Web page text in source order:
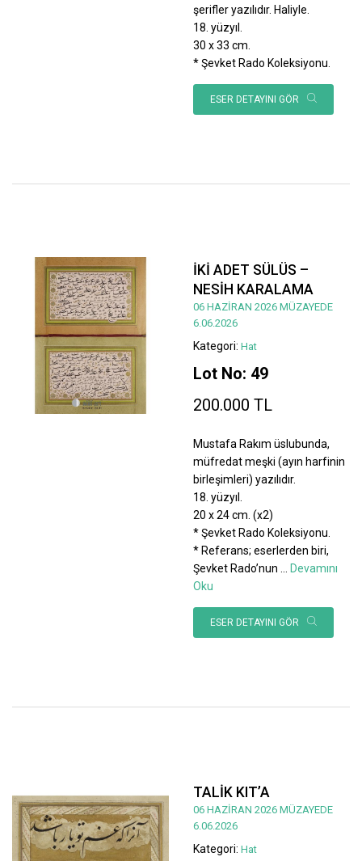
şerifler yazılıdır. Haliyle.
18. yüzyıl.
30 x 33 cm.
* Şevket Rado Koleksiyonu.
ESER DETAYINI GÖR
İKİ ADET SÜLÜS –
NESİH KARALAMA
06 HAZİRAN 2026 MÜZAYEDE
6.06.2026
Kategori: Hat
Lot No: 49
200.000 TL
Mustafa Rakım üslubunda,
müfredat meşki (ayın harfinin
birleşimleri) yazılıdır.
18. yüzyıl.
20 x 24 cm. (x2)
* Şevket Rado Koleksiyonu.
* Referans; eserlerden biri,
Şevket Rado’nun
Devamını
Oku
ESER DETAYINI GÖR
TALİK KIT’A
06 HAZİRAN 2026 MÜZAYEDE
6.06.2026
Kategori: Hat